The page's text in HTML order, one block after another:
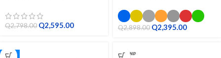
Q2,798.00 Q2,595.00 Q2,898.00 Q2,395.00
29"